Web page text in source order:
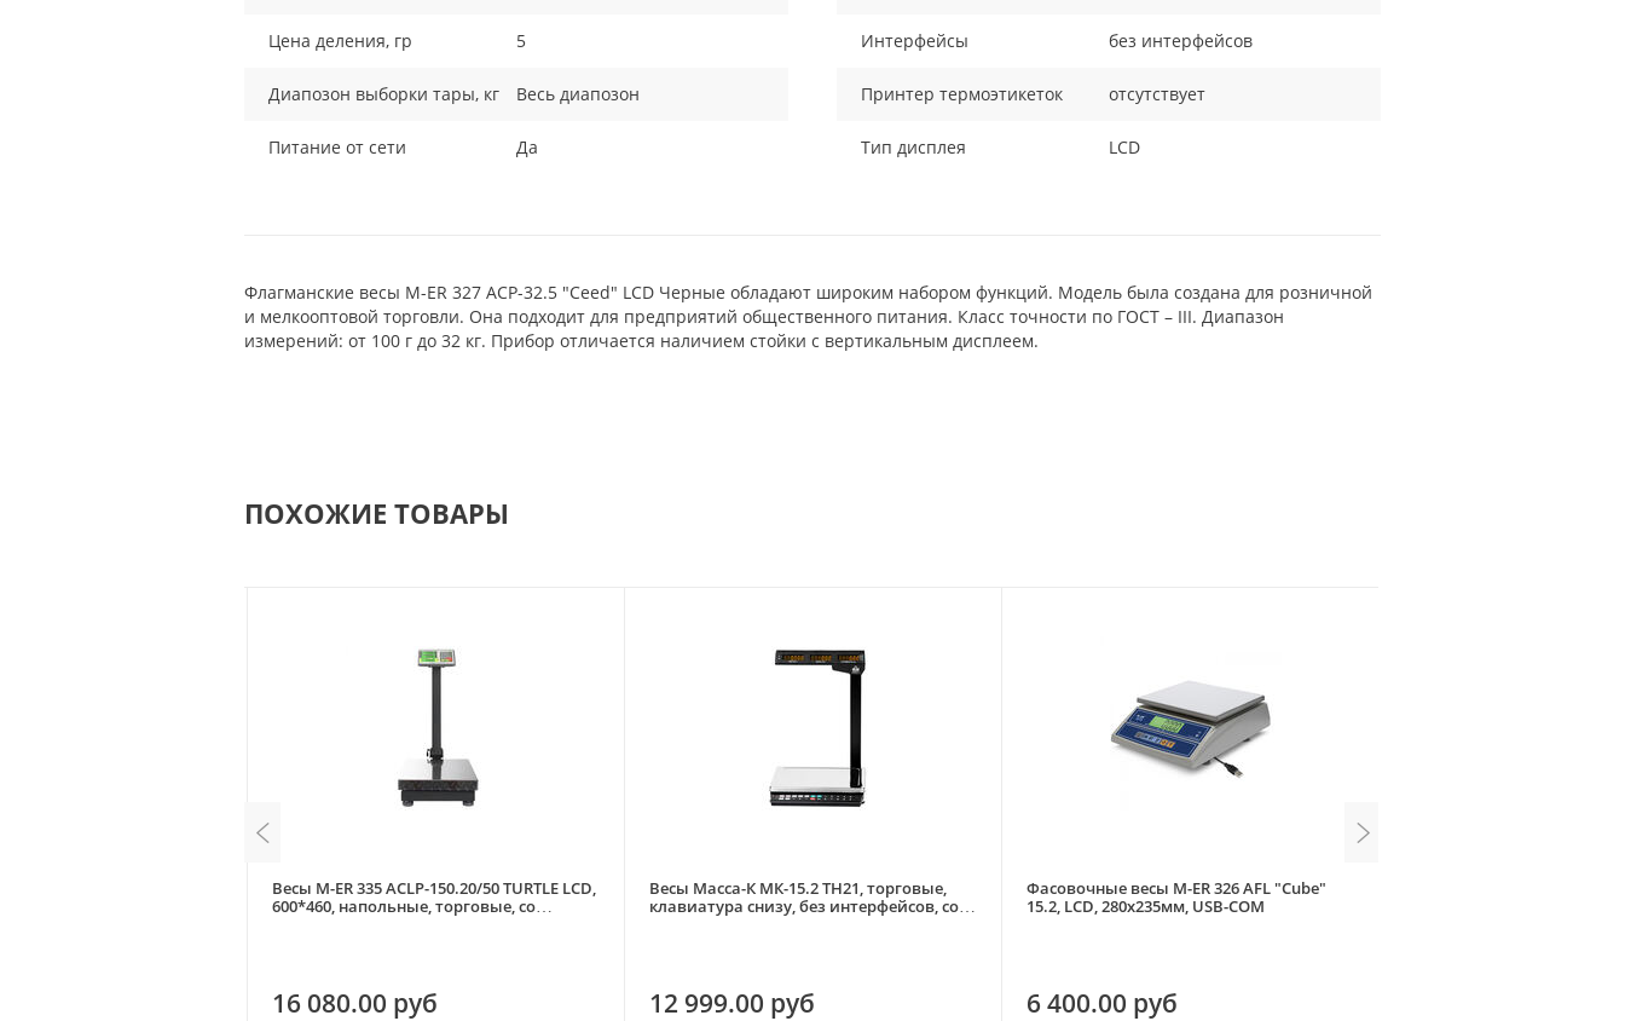
Цена деления, гр 5
Диапозон выборки тары, кг Весь диапозон
Питание от сети Да
Интерфейсы без интерфейсов
Принтер термоэтикеток отсутствует
Тип дисплея LCD
Флагманские весы M-ER 327 ACP-32.5 "Ceed" LCD Черные обладают широким набором функций. Модель была создана для розничной
и мелкооптовой торговли. Она подходит для предприятий общественного питания. Класс точности по ГОСТ – III. Диапазон
измерений: от 100 г до 32 кг. Прибор отличается наличием стойки с вертикальным дисплеем.
ПОХОЖИЕ ТОВАРЫ
Весы M-ER 335 ACLP-150.20/50 TURTLE LCD,
600*460, напольные, торговые, со
16 080.00 руб
Весы Масса-К МК-15.2 ТН21, торговые,
клавиатура снизу, без интерфейсов, со
12 999.00 руб
Фасовочные весы M-ER 326 AFL "Cube"
15.2, LCD, 280x235мм, USB-COM
6 400.00 руб